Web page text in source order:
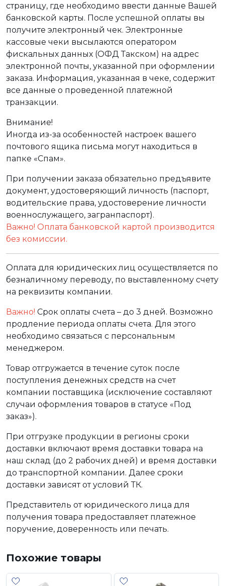
страницу, где необходимо ввести данные Вашей
банковской карты. После успешной оплаты вы
получите электронный чек. Электронные
кассовые чеки высылаются оператором
фискальных данных (ОФД Такском) на адрес
электронной почты, указанной при оформлении
заказа. Информация, указанная в чеке, содержит
все данные о проведенной платежной
транзакции.
Внимание!
Иногда из-за особенностей настроек вашего
почтового ящика письма могут находиться в
папке «Спам».
При получении заказа обязательно предъявите
документ, удостоверяющий личность (паспорт,
водительские права, удостоверение личности
военнослужащего, загранпаспорт).
Важно! Оплата банковской картой производится
без комиссии.
Оплата для юридических лиц осуществляется по
безналичному переводу, по выставленному счету
на реквизиты компании.
Важно! Срок оплаты счета – до 3 дней. Возможно
продление периода оплаты счета. Для этого
необходимо связаться с персональным
менеджером.
Товар отгружается в течение суток после
поступления денежных средств на счет
компании поставщика (исключение составляют
случаи оформления товаров в статусе «Под
заказ»).
При отгрузке продукции в регионы сроки
доставки включают время доставки товара на
наш склад (до 2 рабочих дней) и время доставки
до транспортной компании. Далее сроки
доставки зависят от условий ТК.
Представитель от юридического лица для
получения товара предоставляет платежное
поручение, доверенность или печать.
Похожие товары